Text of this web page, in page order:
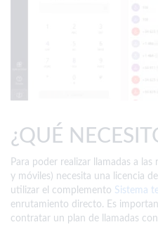
¿QUÉ
Para poder realizar llamadas a
y móviles) necesita una licencia
utilizar el complemento Sistema
enrutamiento directo. Es
contratar un plan de llamadas